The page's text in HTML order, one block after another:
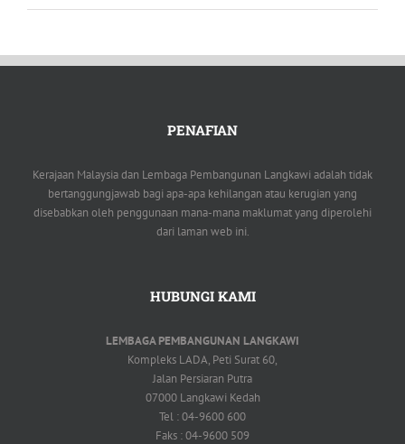
PENAFIAN
Kerajaan Malaysia dan Lembaga Pembangunan Langkawi adalah tidak
bertanggungjawab bagi apa-apa kehilangan atau kerugian yang
disebabkan oleh penggunaan mana-mana maklumat yang diperolehi
dari laman web ini.
HUBUNGI KAMI
LEMBAGA PEMBANGUNAN LANGKAWI
Kompleks LADA, Peti Surat 60,
Jalan Persiaran Putra
07000 Langkawi Kedah
Tel : 04-9600 600
Faks : 04-9600 509